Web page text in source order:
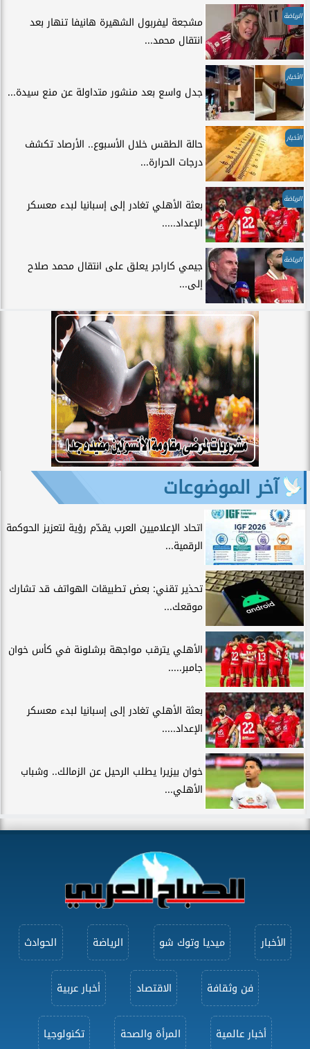
الرياضة
مشجعة ليفربول الشهيرة هانيفا تنهار بعد
انتقال محمد...
الأخبار
جدل واسع بعد منشور متداولة عن منع سيدة...
الأخبار
حالة الطقس خلال الأسبوع.. الأرصاد تكشف
درجات الحرارة...
الرياضة
بعثة الأهلي تغادر إلى إسبانيا لبدء معسكر
الإعداد.....
الرياضة
جيمي كاراجر يعلق على انتقال محمد صلاح
إلى...
آخر الموضوعات
اتحاد الإعلاميين العرب يقدّم رؤية لتعزيز الحوكمة
الرقمية...
تحذير تقني: بعض تطبيقات الهواتف قد تشارك
موقعك...
الأهلي يترقب مواجهة برشلونة في كأس خوان
جامبر.....
بعثة الأهلي تغادر إلى إسبانيا لبدء معسكر
الإعداد.....
خوان بيزيرا يطلب الرحيل عن الزمالك.. وشباب
الأهلي...
الأخبار ميديا وتوك شو الرياضة الحوادث
فن وثقافة الاقتصاد أخبار عربية
أخبار عالمية المرأة والصحة تكنولوجيا